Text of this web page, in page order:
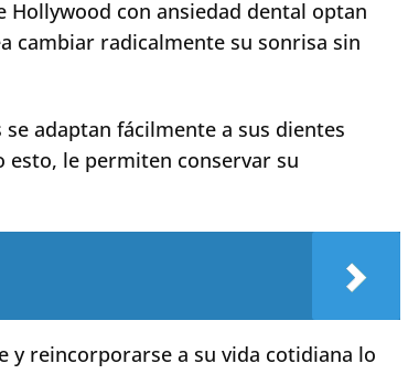
Hollywood con ansiedad dental optan
cambiar radicalmente su sonrisa sin
adaptan fácilmente a sus dientes
esto, le permiten conservar su
y reincorporarse a su vida cotidiana lo